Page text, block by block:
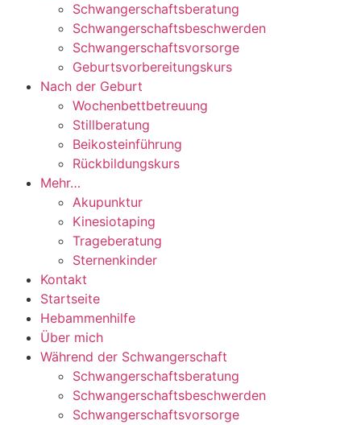
Schwangerschaftsberatung
Schwangerschaftsbeschwerden
Schwangerschaftsvorsorge
Geburtsvorbereitungskurs
Nach der Geburt
Wochenbettbetreuung
Stillberatung
Beikosteinführung
Rückbildungskurs
Mehr…
Akupunktur
Kinesiotaping
Trageberatung
Sternenkinder
Kontakt
Startseite
Hebammenhilfe
Über mich
Während der Schwangerschaft
Schwangerschaftsberatung
Schwangerschaftsbeschwerden
Schwangerschaftsvorsorge